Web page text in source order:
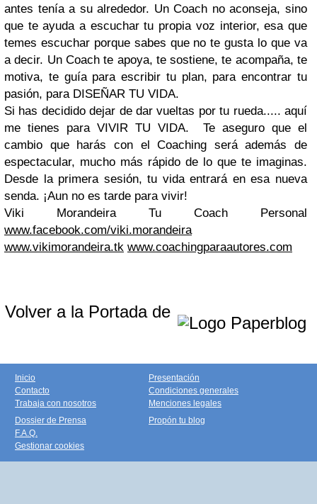
antes tenía a su alrededor. Un Coach no aconseja, sino
que te ayuda a escuchar tu propia voz interior, esa que
temes escuchar porque sabes que no te gusta lo que va
a decir. Un Coach te apoya, te sostiene, te acompaña, te
motiva, te guía para escribir tu plan, para encontrar tu
pasión, para DISEÑAR TU VIDA.
Si has decidido dejar de dar vueltas por tu rueda..... aquí
me tienes para VIVIR TU VIDA. Te aseguro que el
cambio que harás con el Coaching será además de
espectacular, mucho más rápido de lo que te imaginas.
Desde la primera sesión, tu vida entrará en esa nueva
senda. ¡Aun no es tarde para vivir!
Viki Morandeira Tu Coach Personal
www.facebook.com/viki.morandeira
www.vikimorandeira.tk www.coachingparaautores.com
Volver a la Portada de
Inicio
Contacto
Trabaja con nosotros
Presentación
Condiciones generales
Menciones legales
Dossier de Prensa
F.A.Q.
Gestionar cookies
Propón tu blog